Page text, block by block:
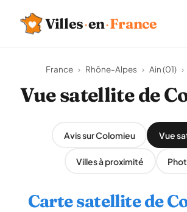
Villes·en·France
France › Rhône-Alpes › Ain (01) ›
Vue satellite de
Avis sur Colomieu Vue
Villes à proximité
Carte satellite de